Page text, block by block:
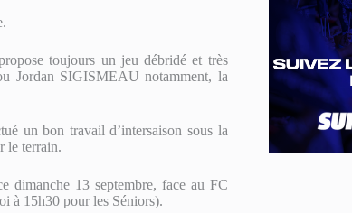
toujours un jeu débridé et très
Jordan SIGISMEAU notamment, la
un bon travail d’intersaison sous la
le terrain.
dimanche 13 septembre, face au FC
à 15h30 pour les Séniors).